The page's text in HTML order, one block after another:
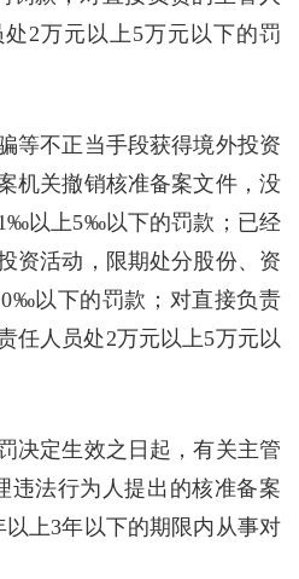
2万元以上5万元以下的罚
不正当手段获得境外投资
机关撤销核准备案文件，没
以上5‰以下的罚款；已经
资活动，限期处分股份、资
以下的罚款；对直接负责
任人员处2万元以上5万元以
定生效之日起，有关主管
违法行为人提出的核准备案
上3年以下的期限内从事对